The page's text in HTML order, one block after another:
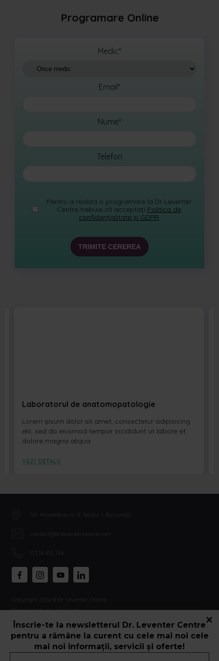
Programare Online
Medic*
Email*
Nume*
Telefon
Pentru a realiza o programare la Dr Leventer
Centre trebuie să acceptați Politica de
confidențialitate și GDPR
Laboratorul de anatomopatologie
Lorem ipsum dolor sit amet, consectetur adipisicing
elit, sed do eiusmod tempor incididunt ut labore et
dolore magna aliqua
VEZI DETALII
Înscrie-te la newsletterul Dr. Leventer Centre
pentru a rămâne la curent cu cele mai noi cele
mai noi informații, servicii și oferte!
Str. Monetăriei nr. 8, Sector 1, București
contact@drleventercentre.com
0374 415 744
Copyright 2026 © Dr Leventer Centre
Toate drepturile rezervate.